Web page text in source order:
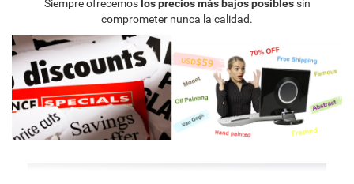
Siempre ofrecemoslos precios más bajos posiblessin
comprometer nunca la calidad.